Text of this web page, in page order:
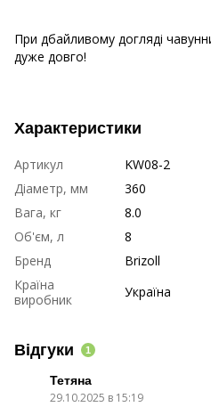
При дбайливому догляді
дуже довго!
Характеристики
Артикул
KW08-2
Діаметр, мм
360
Вага, кг
8.0
Об'єм, л
8
Бренд
Brizoll
Країна
виробник
Україна
Відгуки 1
Тетяна
29.10.2025 в 15:19